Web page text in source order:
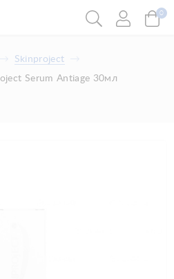
0
Skinproject
Serum Antiage 30мл